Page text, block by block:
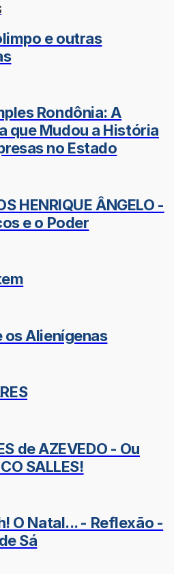
e outras
Rondônia: A
que Mudou a História
no Estado
HENRIQUE ÂNGELO -
e o Poder
os Alienígenas
de AZEVEDO - Ou
SALLES!
O Natal... - Reflexão -
Sá